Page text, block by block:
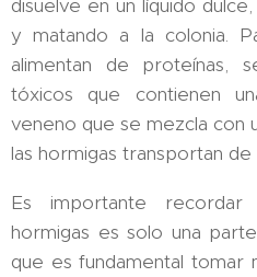
disuelve en un líquido
y matando a la colonia.
alimentan de proteínas,
tóxicos que contienen
veneno que se mezcla con
las hormigas transportan de
Es importante
hormigas es solo una
que es fundamental tomar